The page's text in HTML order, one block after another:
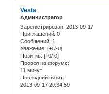
Vesta
Администратор
Зарегистрирован: 2013-09-17
Приглашений: 0
Сообщений: 1
Уважение: [+0/-0]
Позитив: [+0/-0]
Провел на форуме:
11 минут
Последний визит:
2013-09-17 20:34:59